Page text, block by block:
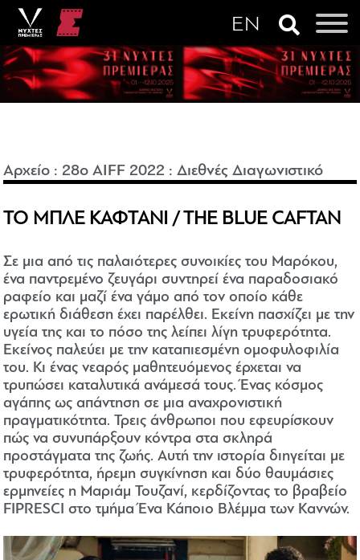
Αρχείο :28o AIFF 2022 :Διεθνές Διαγωνιστικό
ΤΟ ΜΠΛΕ ΚΑΦΤΑΝΙ / THE BLUE CAFTAN
Σε μια από τις παλαιότερες συνοικίες του Μαρόκου,
ένα παντρεμένο ζευγάρι συντηρεί ένα παραδοσιακό
ραφείο και μαζί ένα γάμο από τον οποίο κάθε
ερωτική διάθεση έχει παρέλθει. Εκείνη πασχίζει με την
υγεία της και το πόσο της λείπει λίγη τρυφερότητα.
Εκείνος παλεύει με την καταπιεσμένη ομοφυλοφιλία
του. Κι ένας νεαρός μαθητευόμενος έρχεται να
τρυπώσει καταλυτικά ανάμεσά τους. Ένας κόσμος
αγάπης ως απάντηση σε μια αναχρονιστική
πραγματικότητα. Τρεις άνθρωποι που εφευρίσκουν
πώς να συνυπάρξουν κόντρα στα σκληρά
προστάγματα της ζωής. Αυτή την ιστορία διηγείται με
τρυφερότητα, ήρεμη συγκίνηση και δύο θαυμάσιες
ερμηνείες η Μαριάμ Τουζανί, κερδίζοντας το βραβείο
FIPRESCI στο τμήμα Ένα Κάποιο Βλέμμα των Καννών.